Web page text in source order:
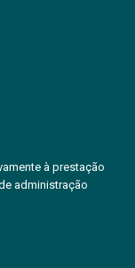
à prestação
administração